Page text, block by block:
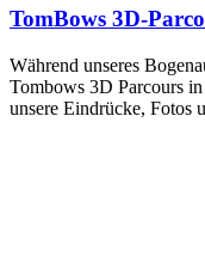
TomBows 3D-
Während unseres
Tombows 3D Parcours
unsere Eindrücke, Fotos